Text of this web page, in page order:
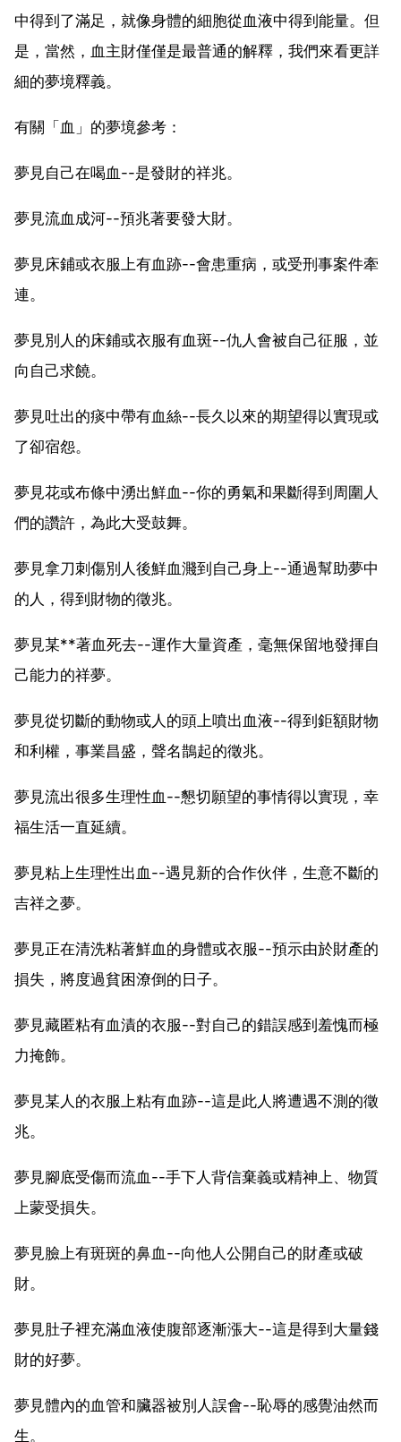
中得到了滿足，就像身體的細胞從血液中得到能量。但
是，當然，血主財僅僅是最普通的解釋，我們來看更詳
細的夢境釋義。
有關「血」的夢境參考：
夢見自己在喝血--是發財的祥兆。
夢見流血成河--預兆著要發大財。
夢見床鋪或衣服上有血跡--會患重病，或受刑事案件牽
連。
夢見別人的床鋪或衣服有血斑--仇人會被自己征服，並
向自己求饒。
夢見吐出的痰中帶有血絲--長久以來的期望得以實現或
了卻宿怨。
夢見花或布條中湧出鮮血--你的勇氣和果斷得到周圍人
們的讚許，為此大受鼓舞。
夢見拿刀刺傷別人後鮮血濺到自己身上--通過幫助夢中
的人，得到財物的徵兆。
夢見某**著血死去--運作大量資產，毫無保留地發揮自
己能力的祥夢。
夢見從切斷的動物或人的頭上噴出血液--得到鉅額財物
和利權，事業昌盛，聲名鵲起的徵兆。
夢見流出很多生理性血--懇切願望的事情得以實現，幸
福生活一直延續。
夢見粘上生理性出血--遇見新的合作伙伴，生意不斷的
吉祥之夢。
夢見正在清洗粘著鮮血的身體或衣服--預示由於財產的
損失，將度過貧困潦倒的日子。
夢見藏匿粘有血漬的衣服--對自己的錯誤感到羞愧而極
力掩飾。
夢見某人的衣服上粘有血跡--這是此人將遭遇不測的徵
兆。
夢見腳底受傷而流血--手下人背信棄義或精神上、物質
上蒙受損失。
夢見臉上有斑斑的鼻血--向他人公開自己的財產或破
財。
夢見肚子裡充滿血液使腹部逐漸漲大--這是得到大量錢
財的好夢。
夢見體內的血管和臟器被別人誤會--恥辱的感覺油然而
生。